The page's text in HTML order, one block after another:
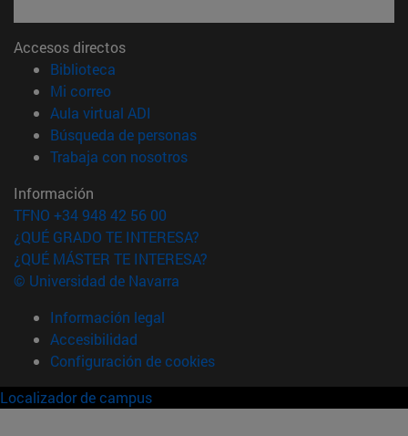
Accesos directos
Biblioteca
Mi correo(abre en nueva ventana)
Aula virtual ADI
Búsqueda de personas(abre en nueva ventana)
Trabaja con nosotros(abre en nueva ventana)
Información
TFNO +34 948 42 56 00
¿QUÉ GRADO TE INTERESA?
¿QUÉ MÁSTER TE INTERESA?
© Universidad de Navarra
Información legal
Accesibilidad
Configuración de cookies
Localizador de campus